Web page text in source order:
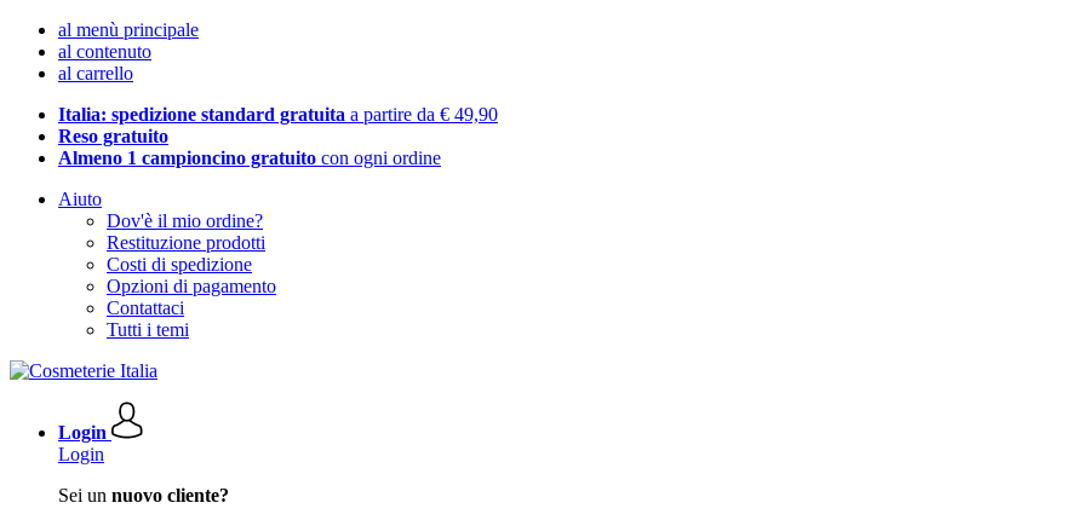
al menù principale
al contenuto
al carrello
Italia: spedizione standard gratuita a partire da € 49,90
Reso gratuito
Almeno 1 campioncino gratuito con ogni ordine
Aiuto
Dov'è il mio ordine?
Restituzione prodotti
Costi di spedizione
Opzioni di pagamento
Contattaci
Tutti i temi
Login
Login
Sei un nuovo cliente?